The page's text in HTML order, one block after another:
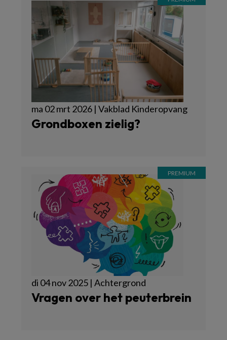
ma 02 mrt 2026 | Vakblad Kinderopvang
Grondboxen zielig?
di 04 nov 2025 | Achtergrond
Vragen over het peuterbrein